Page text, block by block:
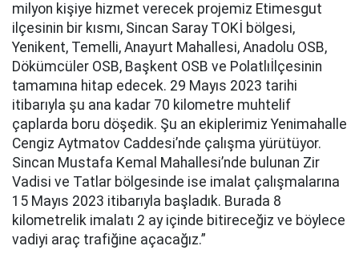
milyon kişiye hizmet verecek projemiz Etimesgut
ilçesinin bir kısmı, Sincan Saray TOKİ bölgesi,
Yenikent, Temelli, Anayurt Mahallesi, Anadolu OSB,
Dökümcüler OSB, Başkent OSB ve Polatlıİlçesinin
tamamına hitap edecek. 29 Mayıs 2023 tarihi
itibarıyla şu ana kadar 70 kilometre muhtelif
çaplarda boru döşedik. Şu an ekiplerimiz Yenimahalle
Cengiz Aytmatov Caddesi’nde çalışma yürütüyor.
Sincan Mustafa Kemal Mahallesi’nde bulunan Zir
Vadisi ve Tatlar bölgesinde ise imalat çalışmalarına
15 Mayıs 2023 itibarıyla başladık. Burada 8
kilometrelik imalatı 2 ay içinde bitireceğiz ve böylece
vadiyi araç trafiğine açacağız.”